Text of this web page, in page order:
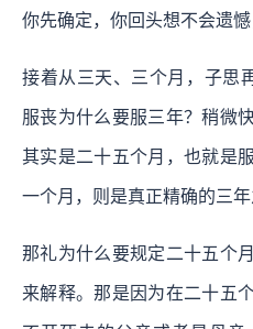
你先确定，你回头想不会遗憾
接着从三天、三个月，子思
服丧为什么要服三年？稍微
其实是二十五个月，也就是
一个月，则是真正精确的三年
那礼为什么要规定二十五个
来解释。那是因为在二十五